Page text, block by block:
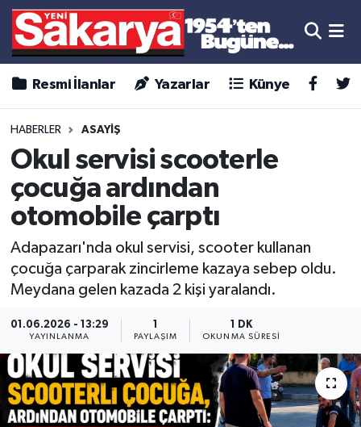
Resmi İlanlar Yazarlar Künye
HABERLER ASAYİŞ
Okul servisi scooterle
çocuğa ardından
otomobile çarptı
Adapazarı'nda okul servisi, scooter kullanan
çocuğa çarparak zincirleme kazaya sebep oldu.
Meydana gelen kazada 2 kişi yaralandı.
01.06.2026 - 13:29
YAYINLANMA PAYLAŞIM
1 DK
OKUNMA SÜRESI